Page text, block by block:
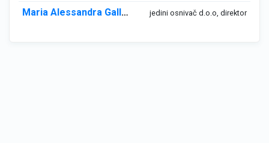
Maria Alessandra Galluzzi jedini osnivač d.o.o, direktor